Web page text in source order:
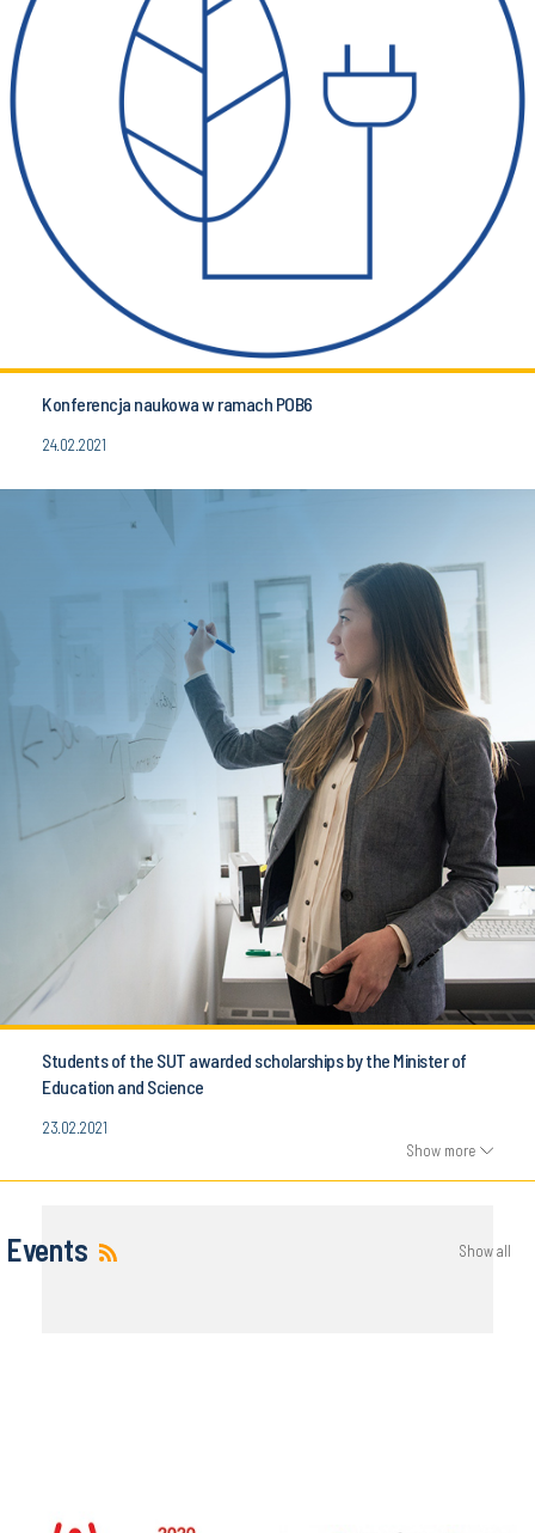
Konferencja naukowa w ramach POB6
24.02.2021
Students of the SUT awarded scholarships by the Minister of
Education and Science
23.02.2021
Show more
Events Show all